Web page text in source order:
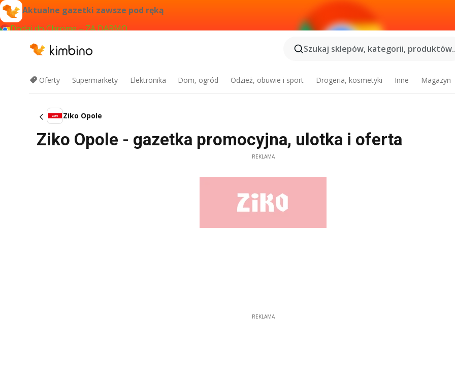
Aktualne gazetki zawsze pod ręką
Dodaj do Chrome – ZA DARMO
Szukaj sklepów, kategorii,
Oferty Supermarkety Elektronika Dom, ogród Odzież, obuwie i sport Drogeria, kosmetyki Inne Magazyn
Ziko Opole
Ziko Opole - gazetka promocyjna, ulotka i oferta
REKLAMA
REKLAMA